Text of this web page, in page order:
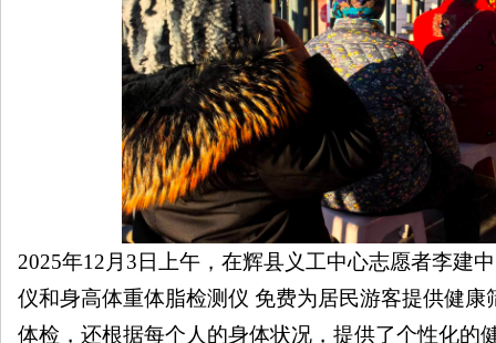
2025年12 月 3 日 上午 ，在辉县义工中心志愿者李建
仪和身高体重体脂检测仪 免费为居民游客提供健康
体检，还根据每个人的身体状况，提供了个性化的